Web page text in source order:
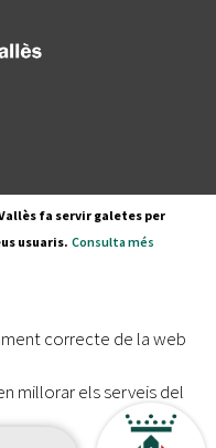
fa servir galetes per
usuaris. Consulta més
correcte de la web
millorar els serveis del